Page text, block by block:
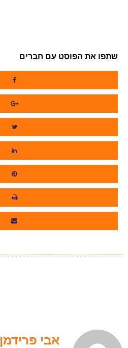
שתפו את הפוסט עם חברים
אבי פרידמן